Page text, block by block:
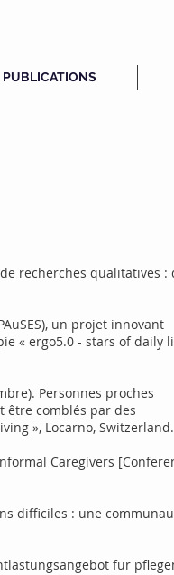
PUBLICATIONS
recherches qualitatives :
un projet innovant
« ergo5.0 - stars of daily
Personnes proches
être comblés par des
», Locarno, Switzerland.
Caregivers
difficiles : une
für